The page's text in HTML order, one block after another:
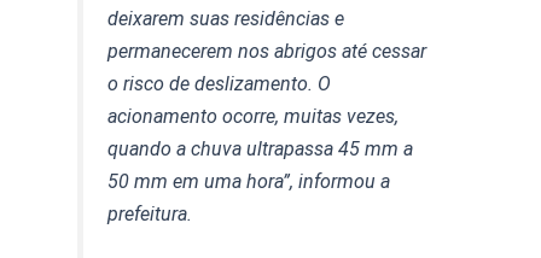
deixarem suas residências e
permanecerem nos abrigos até cessar
o risco de deslizamento. O
acionamento ocorre, muitas vezes,
quando a chuva ultrapassa 45 mm a
50 mm em uma hora”, informou a
prefeitura.